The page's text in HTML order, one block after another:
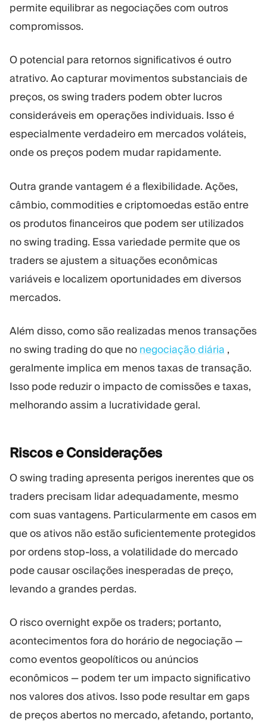
permite equilibrar as negociações com outros
compromissos.
O potencial para retornos significativos é outro
atrativo. Ao capturar movimentos substanciais de
preços, os swing traders podem obter lucros
consideráveis em operações individuais. Isso é
especialmente verdadeiro em mercados voláteis,
onde os preços podem mudar rapidamente.
Outra grande vantagem é a flexibilidade. Ações,
câmbio, commodities e criptomoedas estão entre
os produtos financeiros que podem ser utilizados
no swing trading. Essa variedade permite que os
traders se ajustem a situações econômicas
variáveis e localizem oportunidades em diversos
mercados.
Além disso, como são realizadas menos transações
no swing trading do que no negociação diária ,
geralmente implica em menos taxas de transação.
Isso pode reduzir o impacto de comissões e taxas,
melhorando assim a lucratividade geral.
Riscos eConsiderações
O swing trading apresenta perigos inerentes que os
traders precisam lidar adequadamente, mesmo
com suas vantagens. Particularmente em casos em
que os ativos não estão suficientemente protegidos
por ordens stop-loss, a volatilidade do mercado
pode causar oscilações inesperadas de preço,
levando a grandes perdas.
O risco overnight expõe os traders; portanto,
acontecimentos fora do horário de negociação —
como eventos geopolíticos ou anúncios
econômicos — podem ter um impacto significativo
nos valores dos ativos. Isso pode resultar em gaps
de preços abertos no mercado, afetando, portanto,